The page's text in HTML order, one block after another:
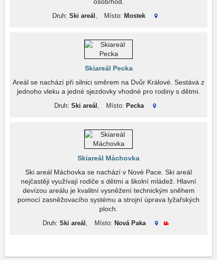
Druh: Ski areál , Místo: Mostek
Skiareál Pecka
Areál se nachází při silnici směrem na Dvůr Králové. Sestává z
jednoho vleku a jedné sjezdovky vhodné pro rodiny s dětmi.
Druh: Ski areál , Místo: Pecka
Skiareál Máchovka
Ski areál Máchovka se nachází v Nové Pace. Ski areál
nejčastěji využívají rodiče s dětmi a školní mládež. Hlavní
devízou areálu je kvalitní vysněžení technickým sněhem
pomocí zasněžovacího systému a strojní úprava lyžařských
ploch.
Druh: Ski areál , Místo: Nová Paka